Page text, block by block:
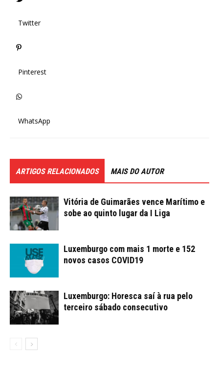
Twitter
Pinterest
WhatsApp
ARTIGOS RELACIONADOS MAIS DO AUTOR
Vitória de Guimarães vence Marítimo e
sobe ao quinto lugar da I Liga
Luxemburgo com mais 1 morte e 152
novos casos COVID19
Luxemburgo: Horesca saí à rua pelo
terceiro sábado consecutivo